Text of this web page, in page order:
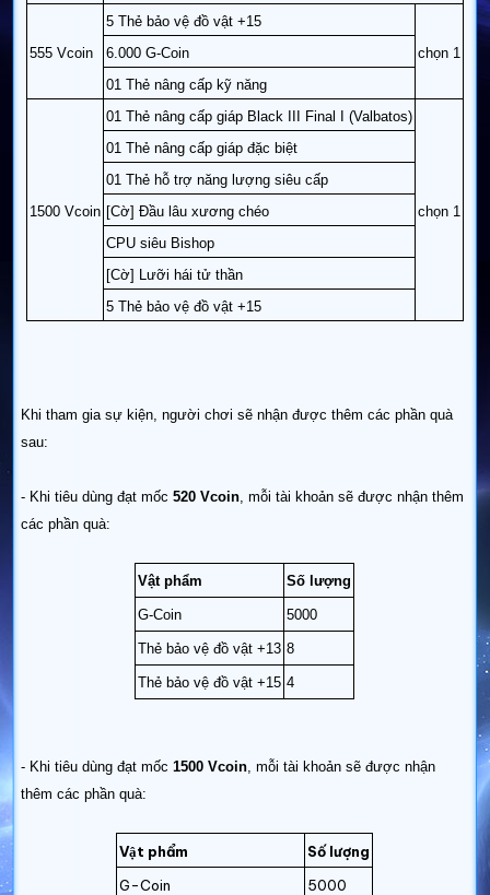
555 Vcoin
5 Thẻ bảo vệ đồ vật +15
chọn 1
6.000 G-Coin
01 Thẻ nâng cấp kỹ năng
1500 Vcoin
01 Thẻ nâng cấp giáp Black III Final I (Valbatos)
chọn 1
01 Thẻ nâng cấp giáp đặc biệt
01 Thẻ hỗ trợ năng lượng siêu cấp
[Cờ] Đầu lâu xương chéo
CPU siêu Bishop
[Cờ] Lưỡi hái tử thần
5 Thẻ bảo vệ đồ vật +15
Khi tham gia sự kiện, người chơi sẽ nhận được thêm các phần quà
sau:
- Khi tiêu dùng đạt mốc 520 Vcoin, mỗi tài khoản sẽ được nhận thêm
các phần quà:
Vật phẩm Số lượng
G-Coin 5000
Thẻ bảo vệ đồ vật +13 8
Thẻ bảo vệ đồ vật +15 4
- Khi tiêu dùng đạt mốc 1500 Vcoin, mỗi tài khoản sẽ được nhận
thêm các phần quà:
Vật phẩm
Số lượng
G-Coin
5000